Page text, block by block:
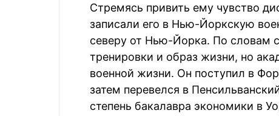
Стремясь привить ему чувство
записали его в Нью-Йоркскую
северу от Нью-Йорка. По словам
тренировки и образ жизни, но
военной жизни. Он поступил в
затем перевелся в
степень бакалавра экономики в